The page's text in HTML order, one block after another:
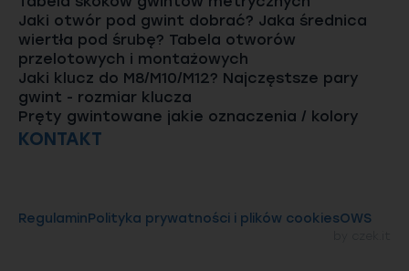
Jaki otwór pod gwint dobrać? Jaka średnica
wiertła pod śrubę? Tabela otworów
przelotowych i montażowych
Jaki klucz do M8/M10/M12? Najczęstsze pary
gwint - rozmiar klucza
Pręty gwintowane jakie oznaczenia / kolory
KONTAKT
RegulaminPolityka prywatności i plików cookiesOWS